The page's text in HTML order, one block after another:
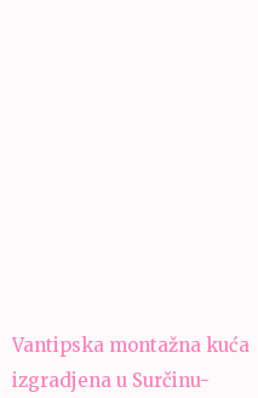
Navigacija
članaka
Vantipska montažna kuća
izgradjena u Surčinu-